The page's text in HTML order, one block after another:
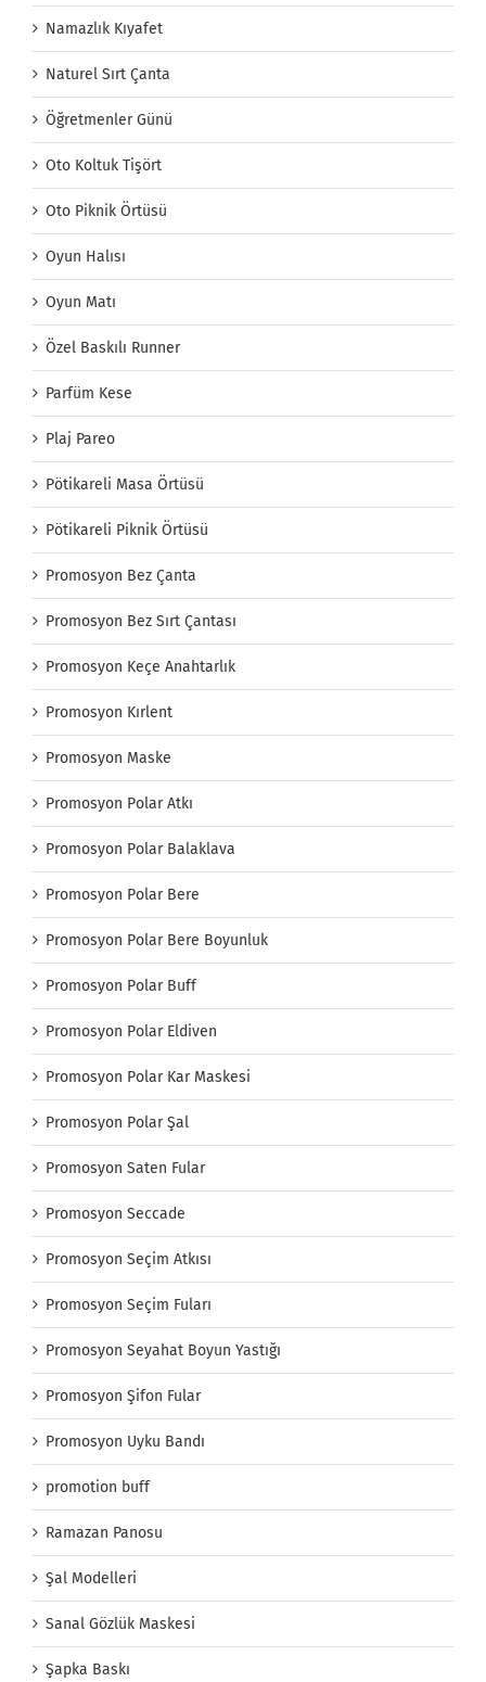
Namazlık Kıyafet
Naturel Sırt Çanta
Öğretmenler Günü
Oto Koltuk Tişört
Oto Piknik Örtüsü
Oyun Halısı
Oyun Matı
Özel Baskılı Runner
Parfüm Kese
Plaj Pareo
Pötikareli Masa Örtüsü
Pötikareli Piknik Örtüsü
Promosyon Bez Çanta
Promosyon Bez Sırt Çantası
Promosyon Keçe Anahtarlık
Promosyon Kırlent
Promosyon Maske
Promosyon Polar Atkı
Promosyon Polar Balaklava
Promosyon Polar Bere
Promosyon Polar Bere Boyunluk
Promosyon Polar Buff
Promosyon Polar Eldiven
Promosyon Polar Kar Maskesi
Promosyon Polar Şal
Promosyon Saten Fular
Promosyon Seccade
Promosyon Seçim Atkısı
Promosyon Seçim Fuları
Promosyon Seyahat Boyun Yastığı
Promosyon Şifon Fular
Promosyon Uyku Bandı
promotion buff
Ramazan Panosu
Şal Modelleri
Sanal Gözlük Maskesi
Şapka Baskı